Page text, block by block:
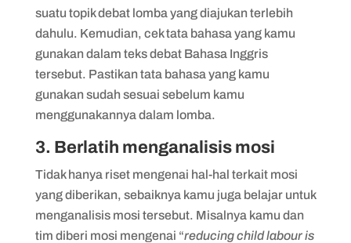
suatu topik debat lomba yang diajukan terlebih
dahulu. Kemudian, cek tata bahasa yang kamu
gunakan dalam teks debat Bahasa Inggris
tersebut. Pastikan tata bahasa yang kamu
gunakan sudah sesuai sebelum kamu
menggunakannya dalam lomba.
3. Berlatih menganalisis mosi
Tidak hanya riset mengenai hal-hal terkait mosi
yang diberikan, sebaiknya kamu juga belajar untuk
menganalisis mosi tersebut. Misalnya kamu dan
tim diberi mosi mengenai “reducing child labour is